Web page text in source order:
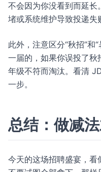
不会因为你没看到而延长
堵或系统维护导致投递失
此外，注意区分“秋招”和
一届的，如果你误投了秋
年级不符而淘汰。看清
一步。
总结：做减
今天的这场招聘盛宴，看